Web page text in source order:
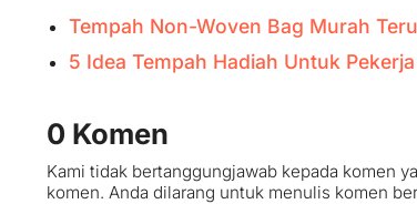
Tempah Non-Woven Bag Murah
5 Idea Tempah Hadiah Untuk
0 Komen
Kami tidak bertanggungjawab kepada komen
komen. Anda dilarang untuk menulis komen